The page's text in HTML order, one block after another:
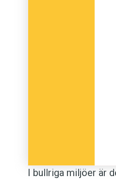
I bullriga miljöer är